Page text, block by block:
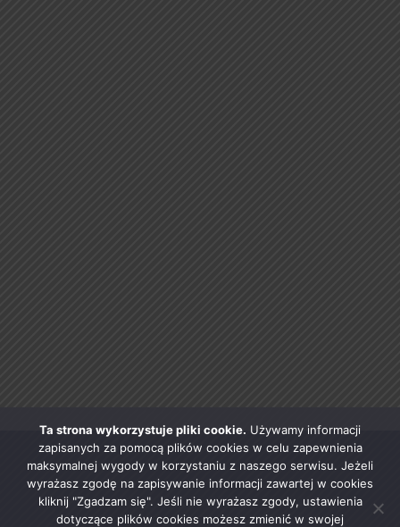
Ta strona wykorzystuje pliki cookie. Używamy informacji
zapisanych za pomocą plików cookies w celu zapewnienia
maksymalnej wygody w korzystaniu z naszego serwisu. Jeżeli
wyrażasz zgodę na zapisywanie informacji zawartej w cookies
kliknij "Zgadzam się". Jeśli nie wyrażasz zgody, ustawienia
dotyczące plików cookies możesz zmienić w swojej